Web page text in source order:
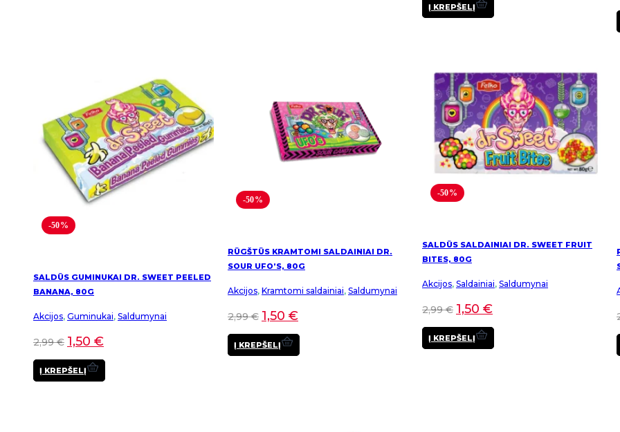
Į KREPŠELĮ
-50%
SALDŪS GUMINUKAI DR. SWEET PEELED
BANANA, 80G
Akcijos, Guminukai, Saldumynai
2,99€ 1,50 €
Į KREPŠELĮ
-50%
RŪGŠTŪS KRAMTOMI SALDAINIAI DR.
SOUR UFO’S, 80G
Akcijos, Kramtomi saldainiai, Saldumynai
2,99€ 1,50 €
Į KREPŠELĮ
-50%
SALDŪS SALDAINIAI DR. SWEET FRUIT
BITES, 80G
Akcijos, Saldainiai, Saldumynai
2,99€ 1,50 €
Į KREPŠELĮ